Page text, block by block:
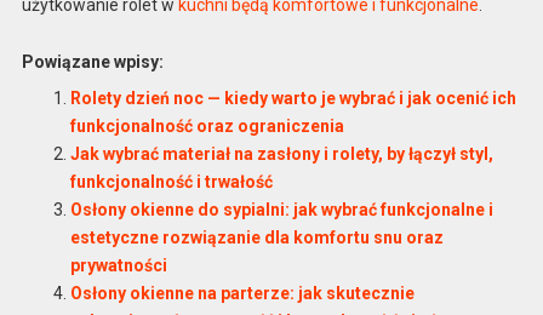
użytkowanie rolet w kuchni będą komfortowe i funkcjonalne
Powiązane wpisy:
Rolety dzień noc — kiedy warto je wybrać i jak ocenić ich
funkcjonalność oraz ograniczenia
Jak wybrać materiał na zasłony i rolety, by łączył styl,
funkcjonalność i trwałość
Osłony okienne do sypialni: jak wybrać funkcjonalne i
estetyczne rozwiązanie dla komfortu snu oraz
prywatności
Osłony okienne na parterze: jak skutecznie